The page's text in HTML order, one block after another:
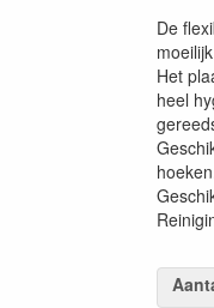
De
Het
heel